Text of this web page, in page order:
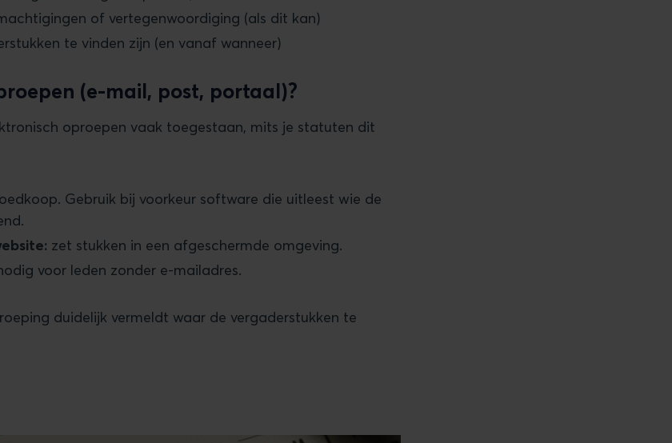
of vertegenwoordiging (als dit kan)
te vinden zijn (en vanaf wanneer)
(e-mail, post, portaal)?
oproepen vaak toegestaan, mits je statuten dit
Gebruik bij voorkeur software die uitleest wie de
zet stukken in een afgeschermde omgeving.
voor leden zonder e-mailadres.
duidelijk vermeldt waar de vergaderstukken te